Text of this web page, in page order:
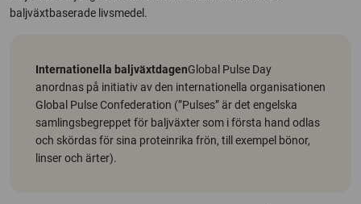
baljväxtbaserade livsmedel.
Internationella baljväxtdagenGlobal Pulse Day
anordnas på initiativ av den internationella organisationen
Global Pulse Confederation (”Pulses” är det engelska
samlingsbegreppet för baljväxter som i första hand odlas
och skördas för sina proteinrika frön, till exempel bönor,
linser och ärter).